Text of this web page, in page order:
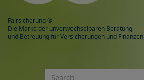
Fairsicherung ®
Die Marke der unverwechselbaren Beratung
und Betreuung für Versicherungen und Finanzen